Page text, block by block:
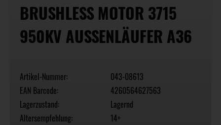
BRUSHLESS MOTOR 3715
950KV AUSSENLÄUFER A36
Artikel-Nummer:
043-08613
EAN Barcode:
4260564627563
Lagerzustand:
Lagernd
Altersempfehlung:
14+